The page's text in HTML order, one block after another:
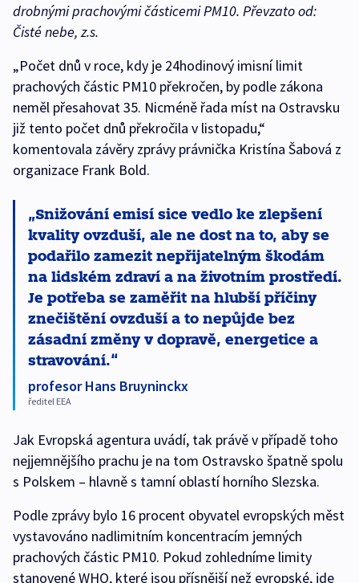
drobnými prachovými částicemi PM10. Převzato od:
Čisté nebe, z.s.
„Počet dnů v roce, kdy je 24hodinový imisní limit
prachových částic PM10 překročen, by podle zákona
neměl přesahovat 35. Nicméně řada míst na Ostravsku
již tento počet dnů překročila v listopadu,“
komentovala závěry zprávy právnička Kristína Šabová z
organizace Frank Bold.
Snižování emisí sice vedlo ke zlepšení
kvality ovzduší, ale ne dost na to, aby se
podařilo zamezit nepřijatelným škodám
na lidském zdraví a na životním prostředí.
Je potřeba se zaměřit na hlubší příčiny
znečištění ovzduší a to nepůjde bez
zásadní změny v dopravě, energetice a
stravování.
profesor Hans Bruyninckx
ředitel EEA
Jak Evropská agentura uvádí, tak právě v případě toho
nejjemnějšího prachu je na tom Ostravsko špatně spolu
s Polskem – hlavně s tamní oblastí horního Slezska.
Podle zprávy bylo 16 procent obyvatel evropských měst
vystavováno nadlimitním koncentracím jemných
prachových částic PM10. Pokud zohledníme limity
stanovené WHO, které jsou přísnější než evropské, jde